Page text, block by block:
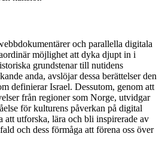
och parallella digitala
möjlighet att dyka djupt in i
grundstenar till nutidens
anda, avslöjar dessa berättelser den
definierar Israel. Dessutom, genom att
från regioner som Norge, utvidgar
för kulturens påverkan på digital
att utforska, lära och bli inspirerade av
och dess förmåga att förena oss över